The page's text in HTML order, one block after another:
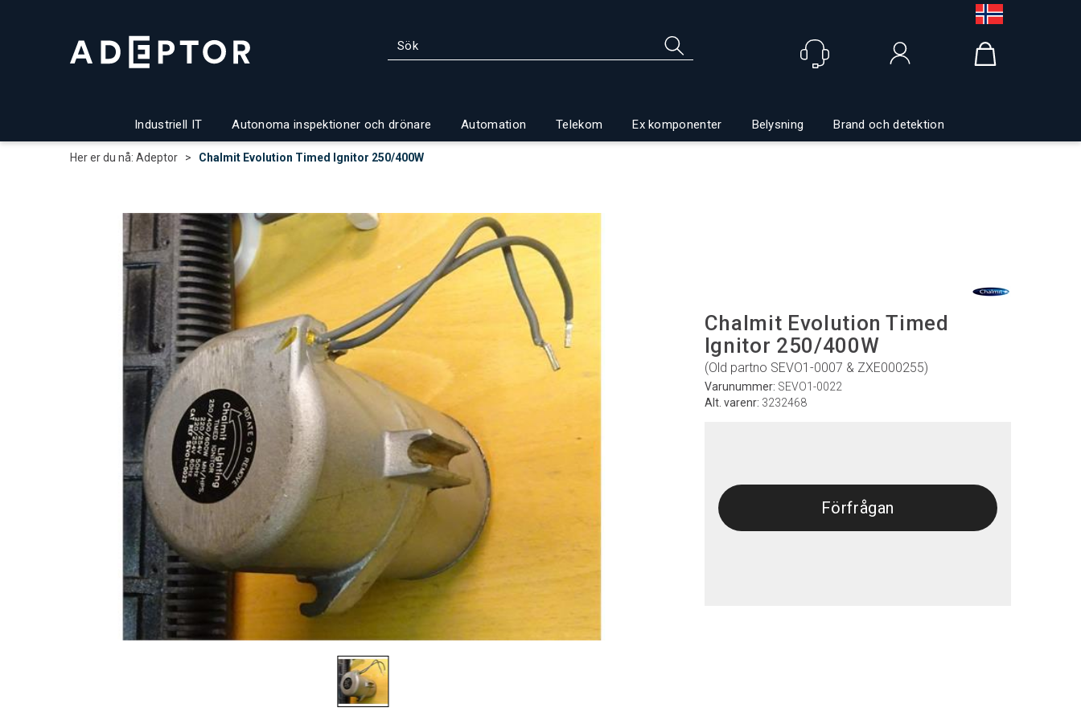
Industriell IT Autonoma inspektioner och drönare Automation Telekom Ex komponenter Belysning Brand och detektion
Her er du nå: Adeptor > Chalmit Evolution Timed Ignitor 250/400W
Chalmit Evolution Timed
Ignitor 250/400W
(Old partno SEVO1-0007 & ZXE000255)
Varunummer: SEVO1-0022
Alt. varenr: 3232468
Förfrågan